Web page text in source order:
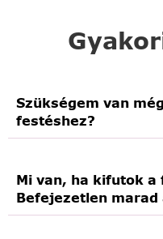
Szükségem van
festéshez?
Mi van, ha kifutok a
Befejezetlen marad